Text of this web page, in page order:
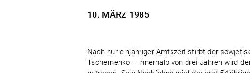
10. MÄRZ 1985
Nach nur einjähriger Amtszeit stirbt der
Tschernenko – innerhalb von drei Jahren wird